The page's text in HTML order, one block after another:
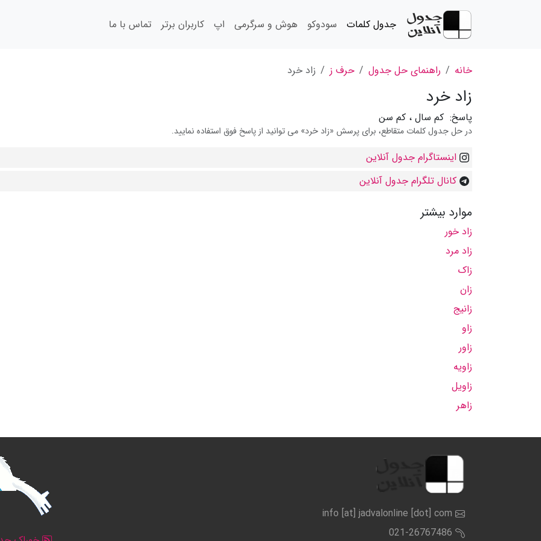
جدول کلمات سودوکو هوش و سرگرمی اپ کاربران برتر تماس با ما
خانه راهنمای حل جدول حرف ز زاد خرد
زاد خرد
پاسخ: کم سال ، کم سن
در حل جدول کلمات متقاطع، برای پرسش «زاد خرد» می توانید از پاسخ فوق استفاده نمایید.
اینستاگرام جدول آنلاین
کانال تلگرام جدول آنلاین
موارد بیشتر
زاد خور
زاد مرد
زاک
زان
زانیج
زاو
زاور
زاویه
زاویل
زاهر
info [at] jadvalonline [dot] com
021-26767486